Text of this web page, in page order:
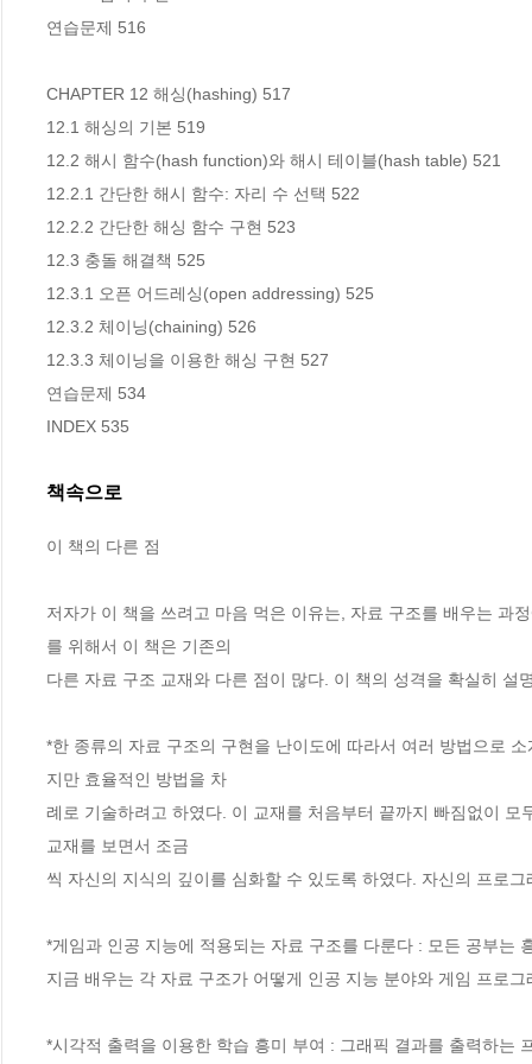
연습문제 516
CHAPTER 12 해싱(hashing) 517
12.1 해싱의 기본 519
12.2 해시 함수(hash function)와 해시 테이블(hash table) 521
12.2.1 간단한 해시 함수: 자리 수 선택 522
12.2.2 간단한 해싱 함수 구현 523
12.3 충돌 해결책 525
12.3.1 오픈 어드레싱(open addressing) 525
12.3.2 체이닝(chaining) 526
12.3.3 체이닝을 이용한 해싱 구현 527
연습문제 534
INDEX 535
책속으로
이 책의 다른 점
저자가 이 책을 쓰려고 마음 먹은 이유는, 자료 구조를 배우는 과
를 위해서 이 책은 기존의
다른 자료 구조 교재와 다른 점이 많다. 이 책의 성격을 확실히
*한 종류의 자료 구조의 구현을 난이도에 따라서 여러 방법으로
지만 효율적인 방법을 차
례로 기술하려고 하였다. 이 교재를 처음부터 끝까지 빠짐없이
교재를 보면서 조금
씩 자신의 지식의 깊이를 심화할 수 있도록 하였다. 자신의 프로
*게임과 인공 지능에 적용되는 자료 구조를 다룬다 : 모든 공부는
지금 배우는 각 자료 구조가 어떻게 인공 지능 분야와 게임 프로
*시각적 출력을 이용한 학습 흥미 부여 : 그래픽 결과를 출력하는